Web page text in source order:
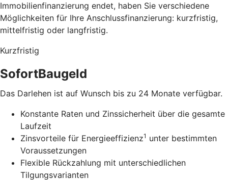
Immobilienfinanzierung endet, haben Sie verschiedene
Möglichkeiten für Ihre Anschlussfinanzierung: kurzfristig,
mittelfristig oder langfristig.
Kurzfristig
SofortBaugeld
Das Darlehen ist auf Wunsch bis zu 24 Monate verfügbar.
Konstante Raten und Zinssicherheit über die gesamte
Laufzeit
Zinsvorteile für Energieeffizienz1 unter bestimmten
Voraussetzungen
Flexible Rückzahlung mit unterschiedlichen
Tilgungsvarianten